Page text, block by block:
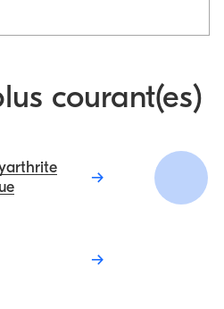
lien
courant(es)